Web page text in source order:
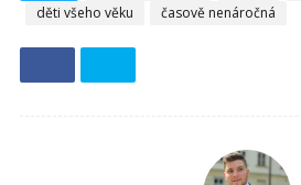
děti všeho věku
časově nenáročná